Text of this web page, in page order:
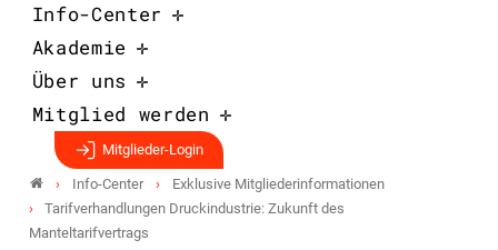
Info-Center
Akademie
Über uns
Mitglied werden
Mitglieder-Login
Info-Center
Exklusive Mitgliederinformationen
Tarifverhandlungen Druckindustrie: Zukunft des
Manteltarifvertrags